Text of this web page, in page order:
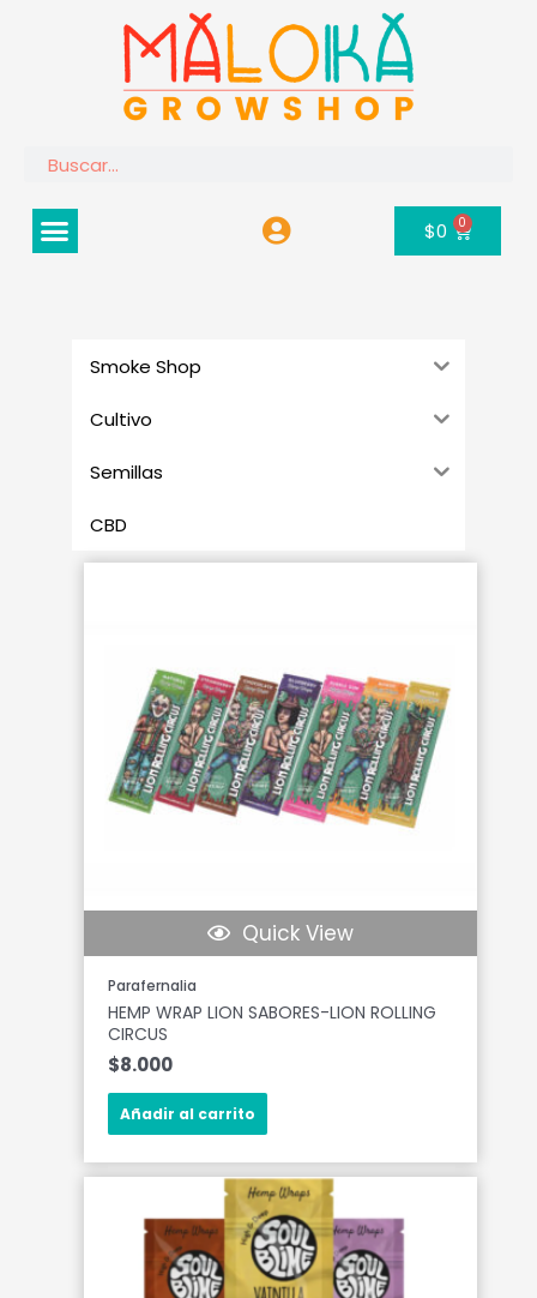
Buscar
Menú $0 0 Carrito
Smoke Shop
Cultivo
Semillas
CBD
Quick View
Parafernalia
HEMP WRAP LION SABORES-LION ROLLING
CIRCUS
$8.000
Añadir al carrito